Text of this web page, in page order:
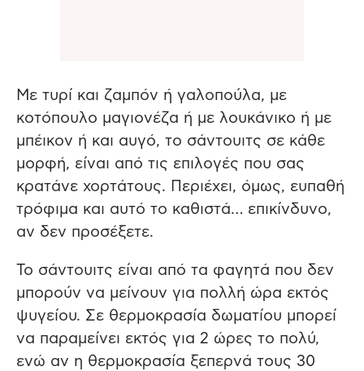
Με τυρί και ζαμπόν ή γαλοπούλα, με
κοτόπουλο μαγιονέζα ή με λουκάνικο ή με
μπέικον ή και αυγό, το σάντουιτς σε κάθε
μορφή, είναι από τις επιλογές που σας
κρατάνε χορτάτους. Περιέχει, όμως, ευπαθή
τρόφιμα και αυτό το καθιστά… επικίνδυνο,
αν δεν προσέξετε.
Το σάντουιτς είναι από τα φαγητά που δεν
μπορούν να μείνουν για πολλή ώρα εκτός
ψυγείου. Σε θερμοκρασία δωματίου μπορεί
να παραμείνει εκτός για 2 ώρες το πολύ,
ενώ αν η θερμοκρασία ξεπερνά τους 30